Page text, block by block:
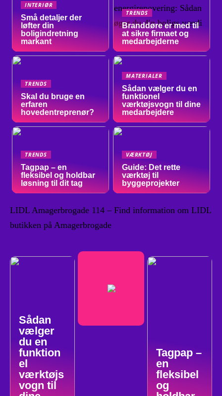
INTERIØR
Små detaljer der
løfter din
boligindretning
markant
TRENDS
Branddøre er med til
at sikre firmaet og
medarbejderne
TRENDS
Skal du bruge en
erfaren
hovedentreprenør?
MATERIALER
Sådan vælger du en
funktionel
værktøjsvogn til dine
medarbejdere
TRENDS
Tagpap – en
fleksibel og holdbar
løsning til dit tag
VÆRKTØJ
Guide: Det rette
værktøj til
byggeprojekter
LIDL Amagerbrogade 114 – Find information om LIDL
butikken på Amagerbrogade
Sådan
vælger
du en
funktion
el
værktøjs
vogn til
Tagpap –
en
fleksibel
og